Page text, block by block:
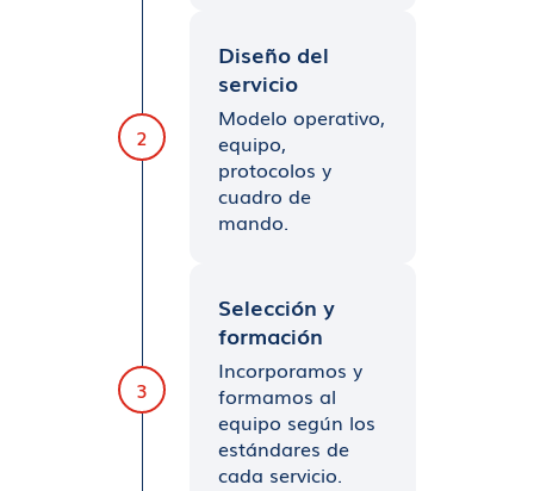
2
Diseño del
servicio
Modelo operativo,
equipo,
protocolos y
cuadro de
mando.
3
Selección y
formación
Incorporamos y
formamos al
equipo según los
estándares de
cada servicio.